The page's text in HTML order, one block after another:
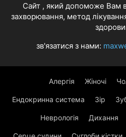
Cайт , який допоможе Вам
захворювання, метод
зв'язатися з нами:
Алергія Жіночі
Ендокринна система Зір
Неврологія Дихання